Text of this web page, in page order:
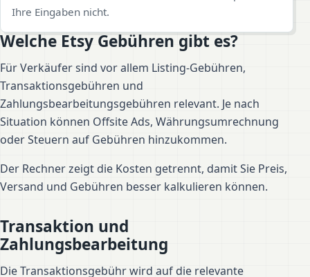
Ihre Eingaben nicht.
Welche Etsy Gebühren gibt es?
Für Verkäufer sind vor allem Listing-Gebühren,
Transaktionsgebühren und
Zahlungsbearbeitungsgebühren relevant. Je nach
Situation können Offsite Ads, Währungsumrechnung
oder Steuern auf Gebühren hinzukommen.
Der Rechner zeigt die Kosten getrennt, damit Sie Preis,
Versand und Gebühren besser kalkulieren können.
Transaktion und
Zahlungsbearbeitung
Die Transaktionsgebühr wird auf die relevante